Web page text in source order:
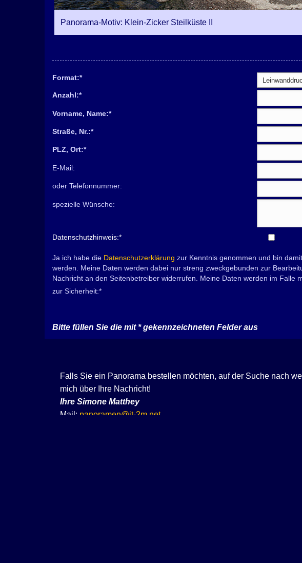
Panorama-Motiv: Klein-Zicker Steilküste II
Format:*
Anzahl:*
Vorname, Name:*
Straße, Nr.:*
PLZ, Ort:*
E-Mail:
oder Telefonnummer:
spezielle Wünsche:
Datenschutzhinweis:*
Ja ich habe die Datenschutzerklärung zur Kenntnis genommen und bin
werden. Meine Daten werden dabei nur streng zweckgebunden zur
Nachricht an den Seitenbetreiber widerrufen. Meine Daten werden im Falle
zur Sicherheit:*
Bitte füllen Sie die mit*gekennzeichneten Felder aus
Falls Sie ein Panorama bestellen möchten, auf der Suche nach
mich über Ihre Nachricht!
Ihre Simone Matthey
Mail: panoramen@it-2m.net